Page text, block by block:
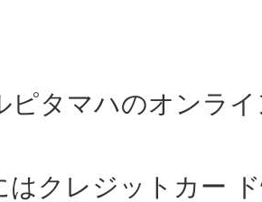
タマハのオンラ
クレジットカー